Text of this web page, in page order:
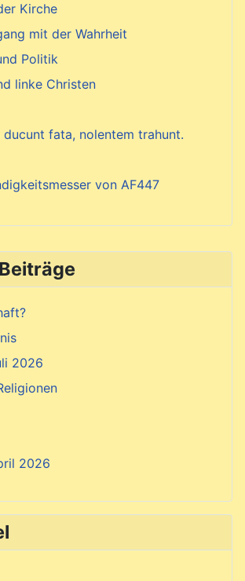
2026
2026
Kirche
mit der Wahrheit
Politik
linke Christen
ducunt fata, nolentem trahunt.
von AF447